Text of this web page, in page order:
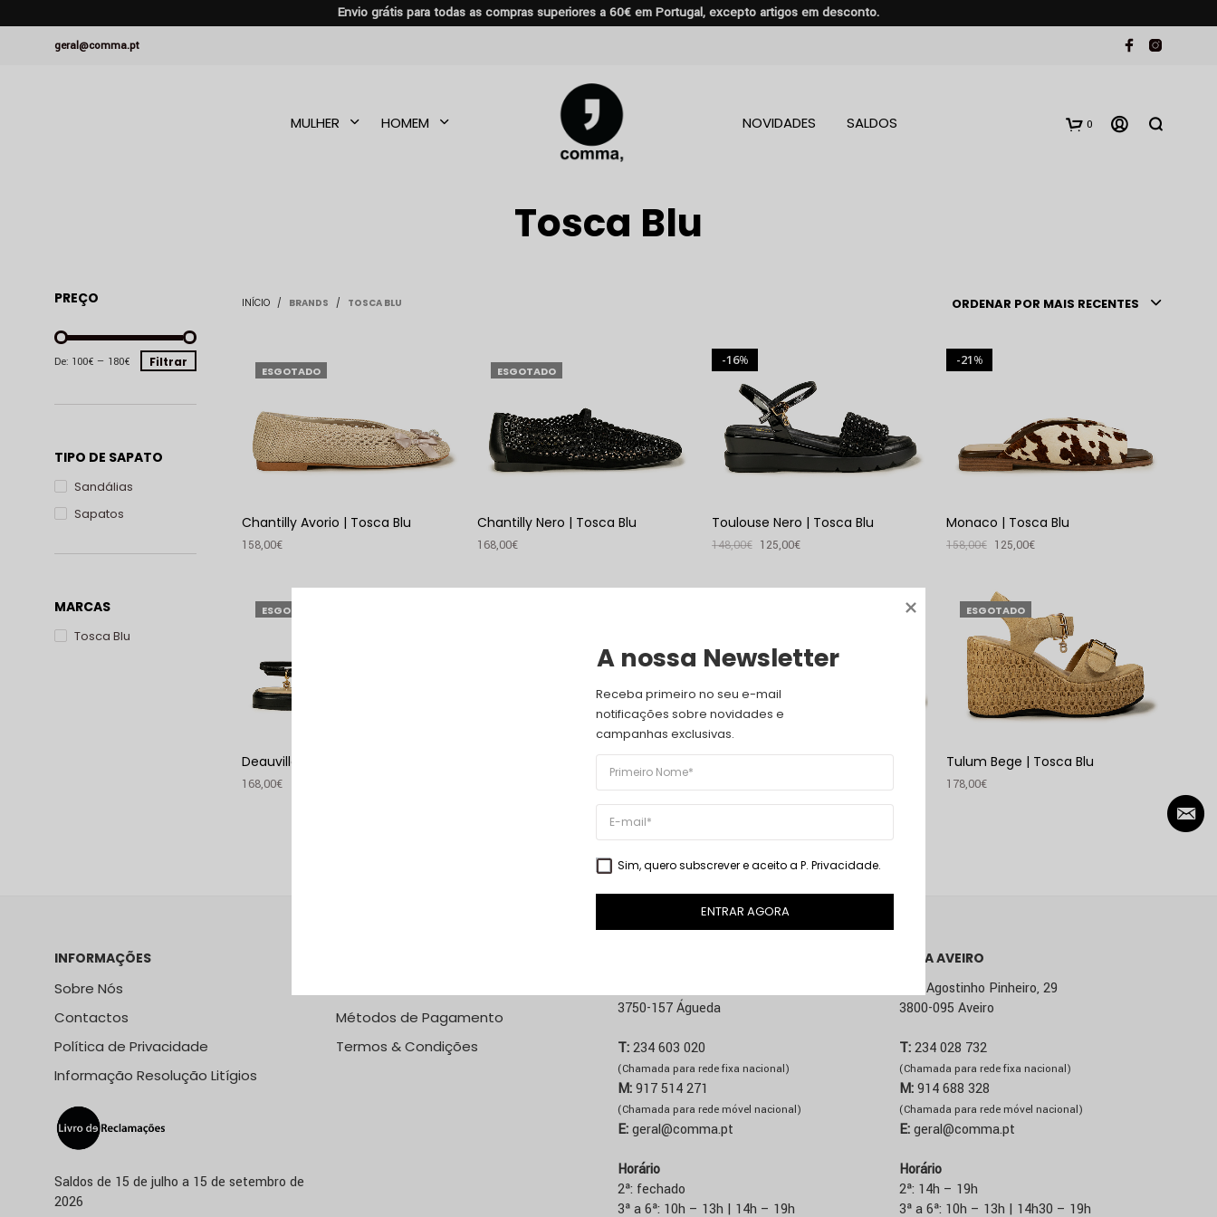
Envio grátis para todas as compras superiores a 60€ em Portugal, excepto artigos em desconto.
geral@comma.pt
MULHER HOMEM NOVIDADES SALDOS 0
Tosca Blu
PREÇO
PREÇO
PREÇO
Filtrar
De: 100€ — 180€
TIPO DE SAPATO
Sandálias
Sapatos
MARCAS
Tosca Blu
INÍCIO / BRANDS / TOSCA BLU ORDENAR POR MAIS RECENTES
ESGOTADO
Chantilly Avorio | Tosca Blu
158,00€
ESGOTADO
Chantilly Nero | Tosca Blu
168,00€
%
16
Toulouse Nero | Tosca Blu
148,00€ 125,00€
%
21
Monaco | Tosca Blu
158,00€ 125,00€
ESGOTADO
Deauville Nero | Tosca Blu
168,00€
173,00€
VER PRODUTO
ESGOTADO
Tulum Bege | Tosca Blu
178,00€
INFORMAÇÕES
Sobre Nós
Contactos
Política de Privacidade
Informação Resolução Litígios
Saldos de 15 de julho a 15 de setembro de
2026
Métodos de Pagamento
Termos & Condições
3750-157 Águeda
T:234 603 020
(Chamada para rede fixa nacional)
M:917 514 271
(Chamada para rede móvel nacional)
E:geral@comma.pt
Horário
2ª: fechado
3ª a 6ª: 10h – 13h | 14h – 19h
LOJA AVEIRO
Rua Agostinho Pinheiro, 29
3800-095 Aveiro
T:234 028 732
(Chamada para rede fixa nacional)
M:914 688 328
(Chamada para rede móvel nacional)
E:geral@comma.pt
Horário
2ª: 14h – 19h
3ª a 6ª: 10h – 13h | 14h30 – 19h
A nossa Newsletter
Receba primeiro no seu e-mail
notificações sobre novidades e
campanhas exclusivas.
Sim, quero subscrever e aceito a P. Privacidade.
ENTRAR AGORA